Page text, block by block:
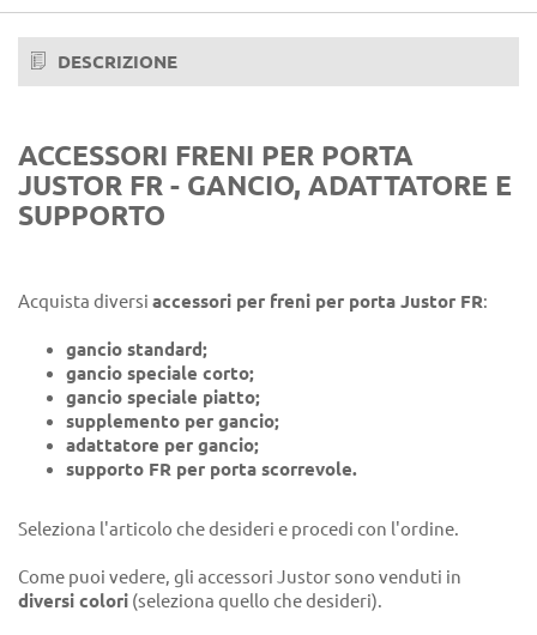
DESCRIZIONE
ACCESSORI FRENI PER PORTA
JUSTOR FR - GANCIO, ADATTATORE E
SUPPORTO
Acquista diversi accessori per freni per porta Justor FR:
gancio standard;
gancio speciale corto;
gancio speciale piatto;
supplemento per gancio;
adattatore per gancio;
supporto FR per porta scorrevole.
Seleziona l'articolo che desideri e procedi con l'ordine.
Come puoi vedere, gli accessori Justor sono venduti in
diversi colori (seleziona quello che desideri).